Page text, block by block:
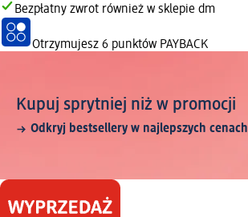
Bezpłatny zwrot również w sklepie dm
Otrzymujesz 6 punktów PAYBACK
Kupuj sprytniej niż w promocji
Odkryj bestsellery w najlepszych cenach